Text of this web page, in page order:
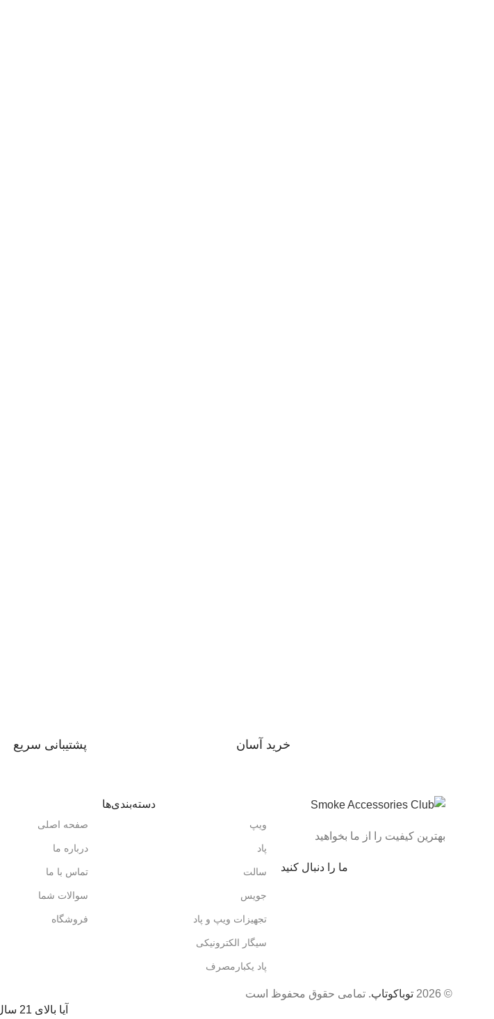
خرید آسان پشتیبانی سریع
بهترین کیفیت را از ما بخواهید
ما را دنبال کنید
دسته‌بندی‌ها
ویپ
پاد
سالت
جویس
تجهیزات ویپ و پاد
سیگار الکترونیکی
پاد یکبارمصرف
صفحه اصلی
درباره ما
تماس با ما
سوالات شما
فروشگاه
© 2026 توباکوتاپ. تمامی حقوق محفوظ است
آیا بالای 21 سال سن دارید؟